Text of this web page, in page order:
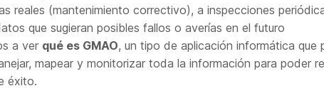
reales (mantenimiento correctivo), a inspecciones
que sugieran posibles fallos o averías en el futuro
a ver qué es GMAO, un tipo de aplicación informática que
mapear y monitorizar toda la información para poder
éxito.